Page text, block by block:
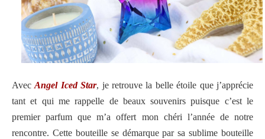
AvecAngel Iced Star, je retrouve la belle étoile que j’apprécie
tant et qui me rappelle de beaux souvenirs puisque c’est le
premier parfum que m’a offert mon chéri l’année de notre
rencontre. Cette bouteille se démarque par sa sublime bouteille